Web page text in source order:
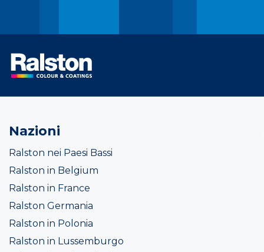
Nazioni
Ralston nei Paesi Bassi
Ralston in Belgium
Ralston in France
Ralston Germania
Ralston in Polonia
Ralston in Lussemburgo